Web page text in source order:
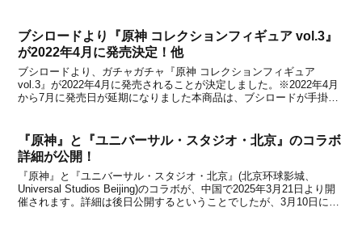
ブシロードより『原神 コレクションフィギュア vol.3』
が2022年4月に発売決定！他
ブシロードより、ガチャガチャ『原神 コレクションフィギュア
vol.3』が2022年4月に発売されることが決定しました。※2022年4月
から7月に発売日が延期になりました本商品は、ブシロードが手掛け
『原神』と『ユニバーサル・スタジオ・北京』のコラボ
詳細が公開！
『原神』と『ユニバーサル・スタジオ・北京』(北京环球影城、
Universal Studios Beijing)のコラボが、中国で2025年3月21日より開
催されます。詳細は後日公開するということでしたが、3月10日に一